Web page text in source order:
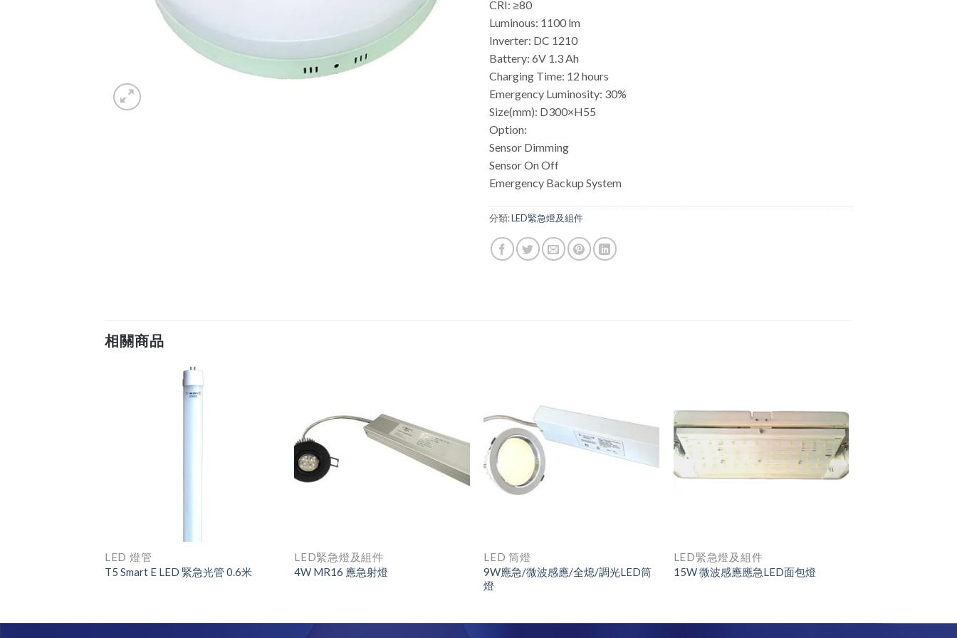
CRI: ≥80
Luminous: 1100 lm
Inverter: DC 1210
Battery: 6V 1.3 Ah
Charging Time: 12 hours
Emergency Luminosity: 30%
Size(mm): D300×H55
Option:
Sensor Dimming
Sensor On Off
Emergency Backup System
分類:LED緊急燈及組件
相關商品
LED 燈管
T5 Smart E LED 緊急光管 0.6米
LED緊急燈及組件
4W MR16 應急射燈
LED 筒燈
9W應急/微波感應/全熄/調光LED筒
燈
LED緊急燈及組件
15W 微波感應應急LED面包燈